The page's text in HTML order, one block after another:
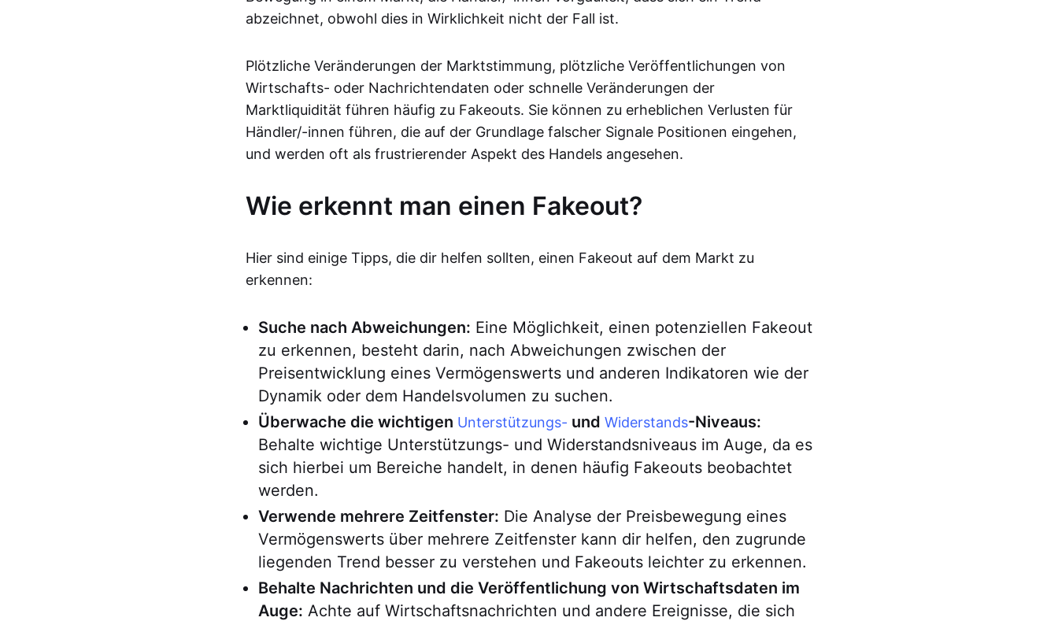
abzeichnet, obwohl dies in Wirklichkeit nicht der Fall ist.
Plötzliche Veränderungen der Marktstimmung, plötzliche Veröffentlichungen von
Wirtschafts- oder Nachrichtendaten oder schnelle Veränderungen der
Marktliquidität führen häufig zu Fakeouts. Sie können zu erheblichen Verlusten für
Händler/-innen führen, die auf der Grundlage falscher Signale Positionen eingehen,
und werden oft als frustrierender Aspekt des Handels angesehen.
Wie erkennt man einen Fakeout?
Hier sind einige Tipps, die dir helfen sollten, einen Fakeout auf dem Markt zu
erkennen:
Suche nach Abweichungen: Eine Möglichkeit, einen potenziellen Fakeout
zu erkennen, besteht darin, nach Abweichungen zwischen der
Preisentwicklung eines Vermögenswerts und anderen Indikatoren wie der
Dynamik oder dem Handelsvolumen zu suchen.
Überwache die wichtigen Unterstützungs- und Widerstands-Niveaus:
Behalte wichtige Unterstützungs- und Widerstandsniveaus im Auge, da es
sich hierbei um Bereiche handelt, in denen häufig Fakeouts beobachtet
werden.
Verwende mehrere Zeitfenster: Die Analyse der Preisbewegung eines
Vermögenswerts über mehrere Zeitfenster kann dir helfen, den zugrunde
liegenden Trend besser zu verstehen und Fakeouts leichter zu erkennen.
Behalte Nachrichten und die Veröffentlichung von Wirtschaftsdaten im
Auge: Achte auf Wirtschaftsnachrichten und andere Ereignisse, die sich